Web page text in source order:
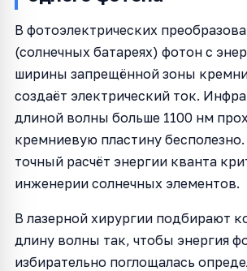
В фотоэлектрических
(солнечных батареях) фотон с
ширины запрещённой зоны
создаёт электрический ток.
длиной волны больше 1100 нм
кремниевую пластину
точный расчёт энергии кванта
инженерии солнечных элементов.
В лазерной хирургии подбирают
длину волны так, чтобы энергия
избирательно поглощалась